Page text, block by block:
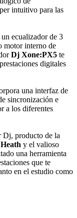
intuitivo para las
ecualizador de 3
motor interno de
Dj Xone:PX5 te
digitales
una interfaz de
sincronización e
a los diferentes
Dj, producto de la
y el valioso
una herramienta
que te
en el estudio como